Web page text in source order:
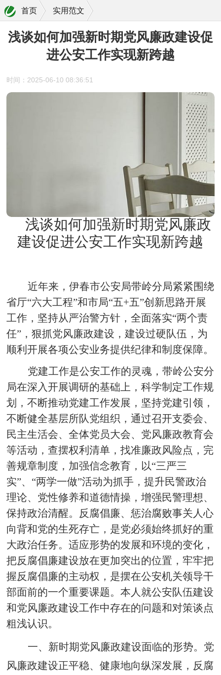
首页 实用范文
浅谈如何加强新时期党风廉政建设促
进公安工作实现新跨越
时间：2025-06-10 08:36:51
浅谈如何加强新时期党风廉政
建设促进公安工作实现新跨越
近年来，伊春市公安局带岭分局紧紧围绕
省厅“六大工程”和市局“五+五”创新思路开展
工作，坚持从严治警方针，全面落实“两个责
任”，狠抓党风廉政建设，建设过硬队伍，为
顺利开展各项公安业务提供纪律和制度保障。
党建工作是公安工作的灵魂，带岭公安分
局在深入开展调研的基础上，科学制定工作规
划，不断推动党建工作发展， 坚持党建引领，
不断健全基层所队党组织，通过召开支委会、
民主生活会、全体党员大会、党风廉政教育会
等活动，查摆权利清单，找准廉政风险点，完
善规章制度， 加强信念教育 ，以“三严三
实”、“两学一做”活动为抓手，提升民警政治
理论、党性修养和道德情操，增强民警理想、
保持政治清醒。 反腐倡廉、惩治腐败事关人心
向背和党的生死存亡，是党必须始终抓好的重
大政治任务。适应形势的发展和环境的变化，
把反腐倡廉建设放在更加突出的位置，牢牢把
握反腐倡廉的主动权，是摆在公安机关领导干
部面前的一个重要课题。本人就公安队伍建设
和党风廉政建设工作中存在的问题和对策谈点
粗浅认识。
一、新时期党风廉政建设面临的形势。 党
风廉政建设正平稳、健康地向纵深发展，反腐